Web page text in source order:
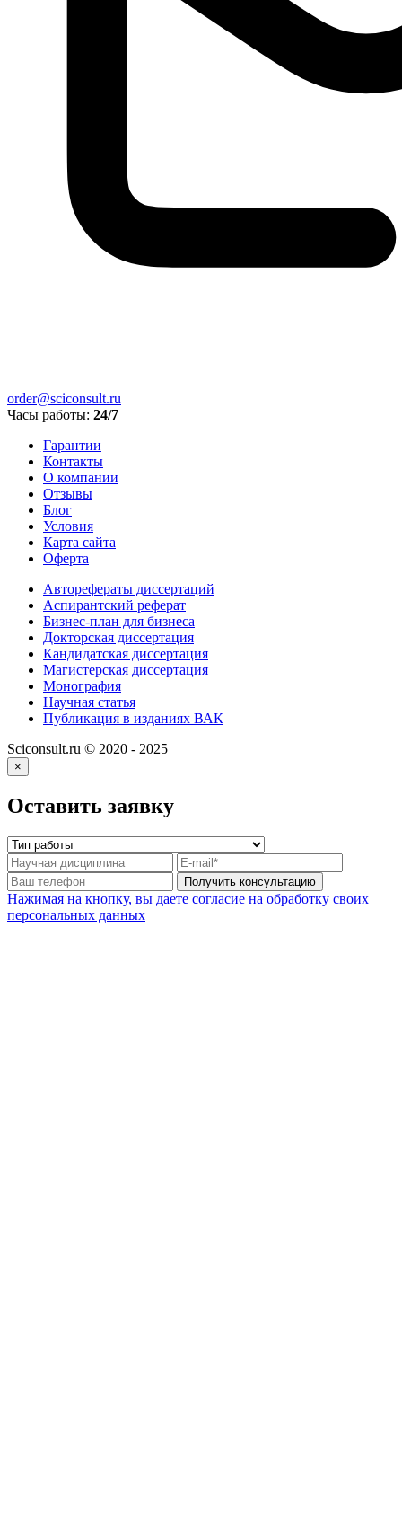
order@sciconsult.ru
Часы работы: 24/7
Гарантии
Контакты
О компании
Отзывы
Блог
Условия
Карта сайта
Оферта
Авторефераты диссертаций
Аспирантский реферат
Бизнес-план для бизнеса
Докторская диссертация
Кандидатская диссертация
Магистерская диссертация
Монография
Научная статья
Публикация в изданиях ВАК
Sciconsult.ru © 2020 - 2025
×
Оставить заявку
Нажимая на кнопку, вы даете согласие на обработку своих
персональных данных